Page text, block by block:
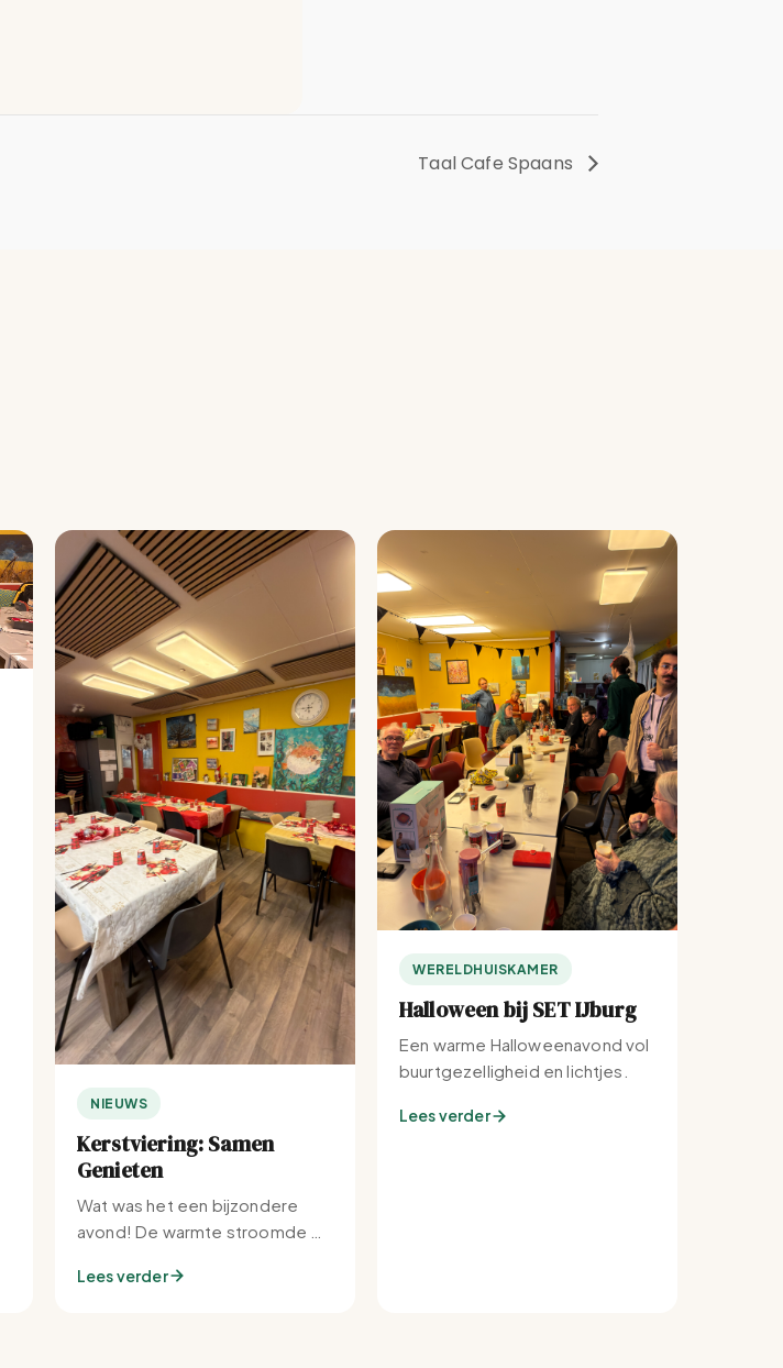
Taal Cafe Spaans
NIEUWS
Kerstviering: Samen
Genieten
Wat was het een bijzondere
avond! De warmte stroomde bij
Lees verder
WERELDHUISKAMER
Halloween bij SET IJburg
Een warme Halloweenavond vol
buurtgezelligheid en lichtjes.
Lees verder